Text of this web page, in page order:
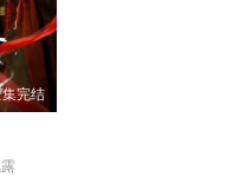
集完结